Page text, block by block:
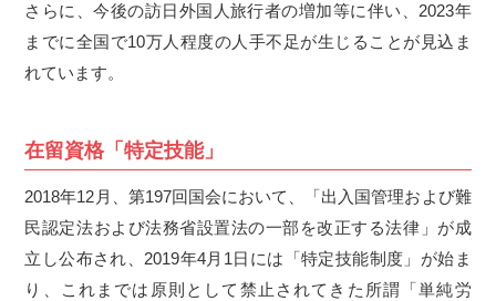
さらに、今後の訪日外国人旅行者の増加等に伴い、2023年
までに全国で10万人程度の人手不足が生じることが見込ま
れています。
在留資格「特定技能」
2018年12月、第197回国会において、「出入国管理および難
民認定法および法務省設置法の一部を改正する法律」が成
立し公布され、2019年4月1日には「特定技能制度」が始ま
り、これまでは原則として禁止されてきた所謂「単純労